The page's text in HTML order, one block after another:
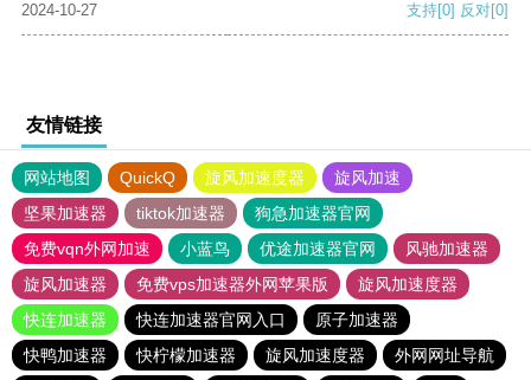
2024-10-27 支持[0] 反对[0]
友情链接
网站地图 QuickQ 旋风加速度器
旋风加速
坚果加速器
tiktok加速器
狗急加速器官网
免费vqn外网加速
小蓝鸟 优途加速器官网
风驰加速器
旋风加速器
免费vps加速器外网苹果版
旋风加速度器
快连加速器
快连加速器官网入口
原子加速器
快鸭加速器
快柠檬加速器 旋风加速度器
外网网址导航